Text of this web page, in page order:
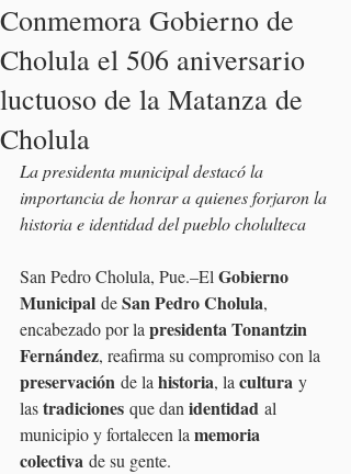
Conmemora Gobierno de
Cholula el 506 aniversario
luctuoso de la Matanza de
Cholula
La presidenta municipal destacó la
importancia de honrar a quienes forjaron la
historia e identidad del pueblo cholulteca
San Pedro Cholula, Pue.–El Gobierno
Municipal de San Pedro Cholula,
encabezado por la presidenta Tonantzin
Fernández, reafirma su compromiso con la
preservación de la historia, la cultura y
las tradiciones que dan identidad al
municipio y fortalecen la memoria
colectiva de su gente.